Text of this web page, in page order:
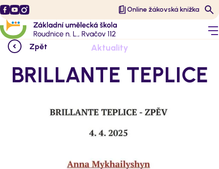
Online žákovská knížka
Zpět Aktuality
BRILLANTE TEPLICE